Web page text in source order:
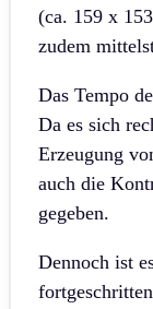
(ca. 159 x
zudem
Das Tempo
Da es sich
Erzeugung
auch die
gegeben.
Dennoch ist